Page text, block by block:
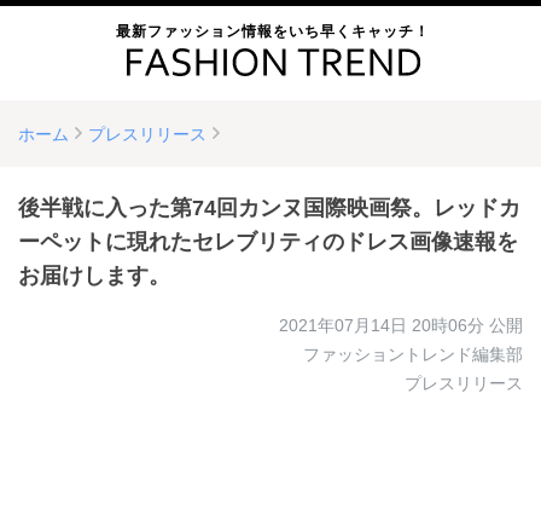
最新ファッション情報をいち早くキャッチ！
ホーム プレスリリース
後半戦に入った第74回カンヌ国際映画祭。レッドカ
ーペットに現れたセレブリティのドレス画像速報を
お届けします。
2021年07月14日 20時06分 公開
ファッショントレンド編集部
プレスリリース